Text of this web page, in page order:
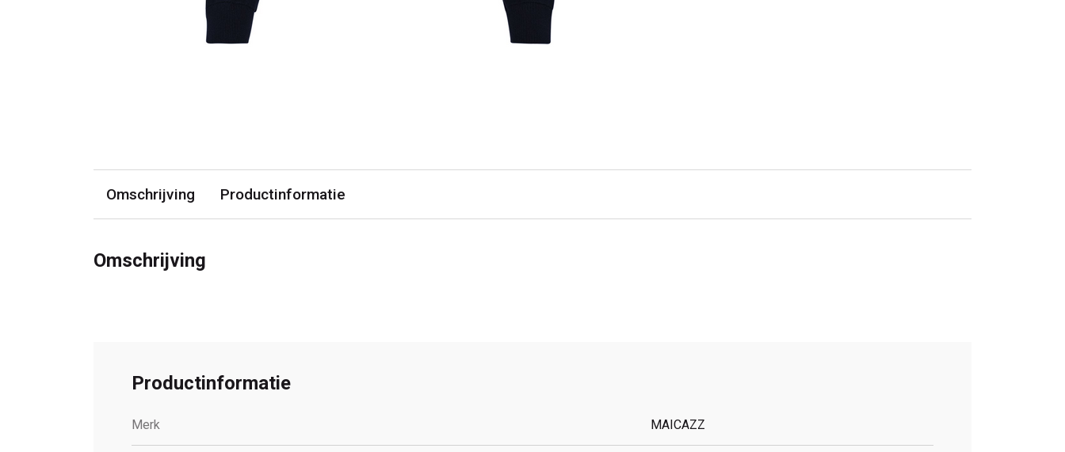
Omschrijving Productinformatie
Omschrijving
Productinformatie
Merk MAICAZZ